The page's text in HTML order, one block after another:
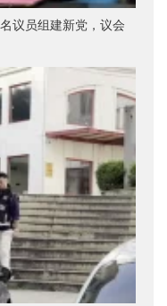
议员组建新党，议会